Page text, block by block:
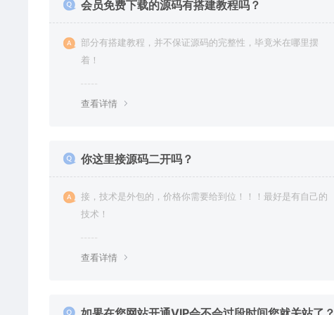
会员免费下载的源码有搭建教程吗？
部分有搭建教程，并不保证源码的完整性，毕竟米在哪里摆
着！
查看详情
你这里接源码二开吗？
接，技术是外包的，价格你需要给到位！！！最好是有自己的
技术！
查看详情